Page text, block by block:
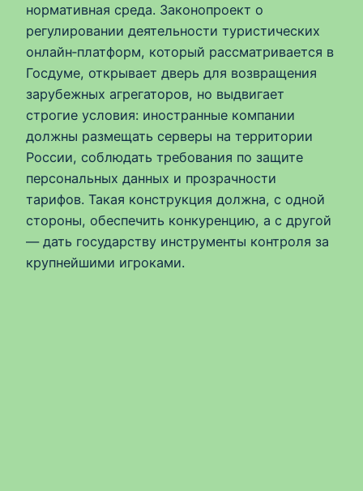
нормативная среда. Законопроект о
регулировании деятельности туристических
онлайн‑платформ, который рассматривается в
Госдуме, открывает дверь для возвращения
зарубежных агрегаторов, но выдвигает
строгие условия: иностранные компании
должны размещать серверы на территории
России, соблюдать требования по защите
персональных данных и прозрачности
тарифов. Такая конструкция должна, с одной
стороны, обеспечить конкуренцию, а с другой
— дать государству инструменты контроля за
крупнейшими игроками.